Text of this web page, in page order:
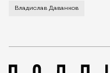
Видео с репликой
Владислав Даванков